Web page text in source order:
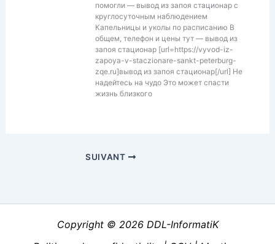
помогли — вывод из запоя стационар с
круглосуточным наблюдением
Капельницы и уколы по расписанию В
общем, телефон и цены тут — вывод из
запоя стационар [url=https://vyvod-iz-
zapoya-v-staczionare-sankt-peterburg-
zqe.ru]вывод из запоя стационар[/url] Не
надейтесь на чудо Это может спасти
жизнь близкого
SUIVANT
Copyright © 2026 DDL-InformatiK